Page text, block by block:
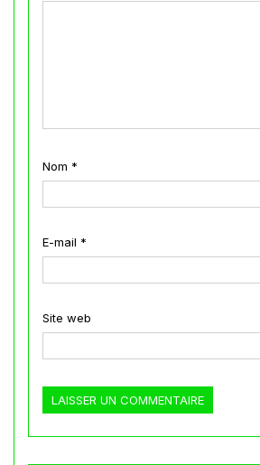
Nom *
E-mail *
Site web